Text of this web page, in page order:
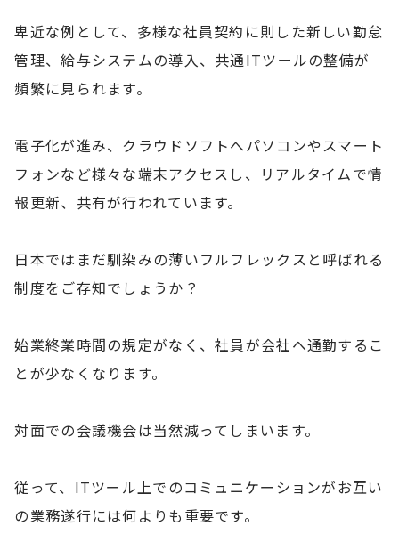
卑近な例として、多様な社員契約に則した新しい勤怠
管理、給与システムの導入、共通ITツールの整備が
頻繁に見られます。
電子化が進み、クラウドソフトへパソコンやスマート
フォンなど様々な端末アクセスし、リアルタイムで情
報更新、共有が行われています。
日本ではまだ馴染みの薄いフルフレックスと呼ばれる
制度をご存知でしょうか？
始業終業時間の規定がなく、社員が会社へ通勤するこ
とが少なくなります。
対面での会議機会は当然減ってしまいます。
従って、ITツール上でのコミュニケーションがお互い
の業務遂行には何よりも重要です。